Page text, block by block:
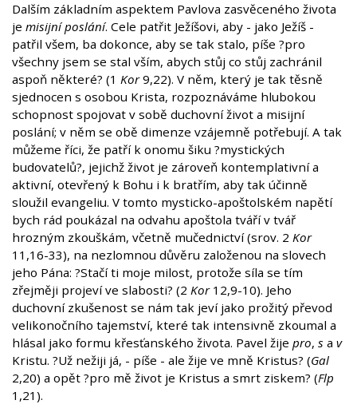
Dalším základním aspektem Pavlova zasvěceného života
je misijní poslání. Cele patřit Ježíšovi, aby - jako Ježíš -
patřil všem, ba dokonce, aby se tak stalo, píše ?pro
všechny jsem se stal vším, abych stůj co stůj zachránil
aspoň některé? (1 Kor9,22). V něm, který je tak těsně
sjednocen s osobou Krista, rozpoznáváme hlubokou
schopnost spojovat v sobě duchovní život a misijní
poslání; v něm se obě dimenze vzájemně potřebují. A tak
můžeme říci, že patří k onomu šiku ?mystických
budovatelů?, jejichž život je zároveň kontemplativní a
aktivní, otevřený k Bohu i k bratřím, aby tak účinně
sloužil evangeliu. V tomto mysticko-apoštolském napětí
bych rád poukázal na odvahu apoštola tváří v tvář
hrozným zkouškám, včetně mučednictví (srov. 2 Kor
11,16-33), na nezlomnou důvěru založenou na slovech
jeho Pána: ?Stačí ti moje milost, protože síla se tím
zřejměji projeví ve slabosti? (2 Kor12,9-10). Jeho
duchovní zkušenost se nám tak jeví jako prožitý převod
velikonočního tajemství, které tak intensivně zkoumal a
hlásal jako formu křesťanského života. Pavel žije pro, s a v
Kristu. ?Už nežiji já, - píše - ale žije ve mně Kristus? (Gal
2,20) a opět ?pro mě život je Kristus a smrt ziskem? (Flp
1,21).